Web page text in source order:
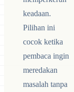
keadaan.
Pilihan ini
cocok ketika
pembaca ingin
meredakan
masalah tanpa